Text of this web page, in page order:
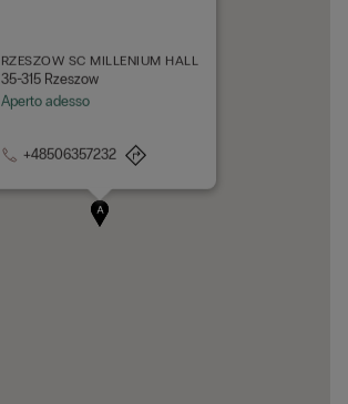
A
RZESZOW SC MILLENIUM HALL
35-315 Rzeszow
Aperto adesso
+48506357232